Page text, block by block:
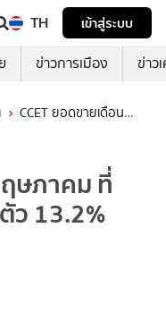
TH
เข้าสู่ระบบ
ข่าวการเมือง ข่าว
CCET ยอดขายเดือน
MoM
ษภาคม ที่
ว 13.2%